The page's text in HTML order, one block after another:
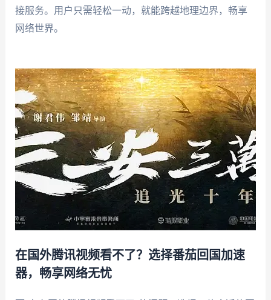
接服务。用户只需轻松一动，就能跨越地理边界，畅享
网络世界。
在国外腾讯视频看不了？选择番茄回国加速
器，畅享网络无忧